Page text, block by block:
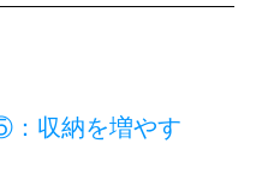
：収納を増やす